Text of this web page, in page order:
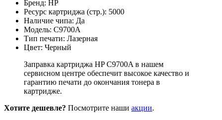
Бренд: HP
Ресурс картриджа (стр.): 5000
Наличие чипа: Да
Модель: C9700A
Тип печати: Лазерная
Цвет: Черный
Заправка картриджа HP C9700A в нашем
сервисном центре обеспечит высокое качество и
гарантию печати до окончания тонера в
картридже.
Хотите дешевле? Посмотрите наши акции.